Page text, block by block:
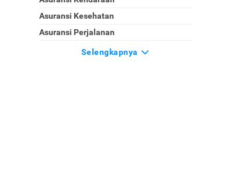
Asuransi Kesehatan
Asuransi Perjalanan
Selengkapnya